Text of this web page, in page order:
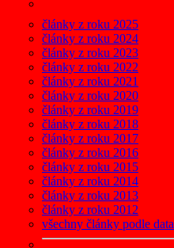
články z roku 2025
články z roku 2024
články z roku 2023
články z roku 2022
články z roku 2021
články z roku 2020
články z roku 2019
články z roku 2018
články z roku 2017
články z roku 2016
články z roku 2015
články z roku 2014
články z roku 2013
články z roku 2012
všechny články podle data